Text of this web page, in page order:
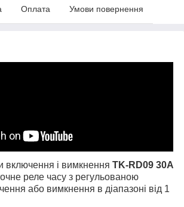
Оплата Умови повернення
включення і вимкнення TK-RD09 30A
реле часу з регульованою
або вимкнення в діапазоні від 1